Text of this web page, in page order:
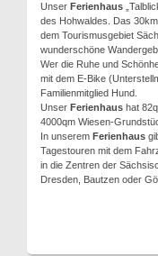
Unser Ferienhaus
des Hohwaldes. Das
dem Tourismusgebiet
wunderschöne
Wer die Ruhe und
mit dem E-Bike
Familienmitglied Hund.
Unser Ferienhaus hat
4000qm Wiesen-
In unserem Ferienhaus
Tagestouren mit dem
in die Zentren der
Dresden, Bautzen oder